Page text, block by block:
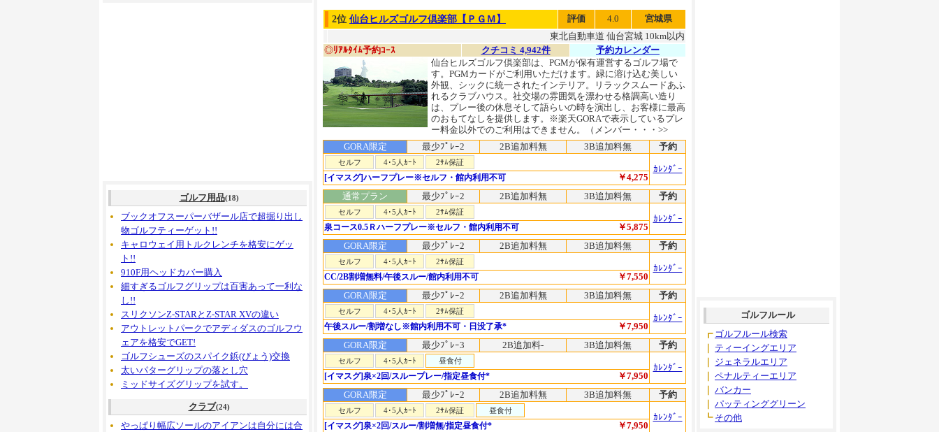
ゴルフ用品(18)
ブックオフスーパーバザール店で超掘り出し
物ゴルフティーゲット!!
キャロウェイ用トルクレンチを格安にゲッ
ト!!
910F用ヘッドカバー購入
細すぎるゴルフグリップは百害あって一利な
し!!
スリクソンZ-STARとZ-STAR XVの違い
アウトレットパークでアディダスのゴルフウ
ェアを格安でGET!
ゴルフシューズのスパイク鋲(びょう)交換
太いパターグリップの落とし穴
ミッドサイズグリップを試す。
クラブ(24)
やっぱり幅広ソールのアイアンは自分には合
2位 仙台ヒルズゴルフ倶楽部【ＰＧＭ】 評価 4.0
宮城県
東北自動車道 仙台宮城 10km以内
◎ﾘｱﾙﾀｲﾑ予約ｺｰｽ クチコミ 4,942件
予約カレンダー
仙台ヒルズゴルフ倶楽部は、PGMが保有運営するゴルフ場で
す。PGMカードがご利用いただけます。緑に溶け込む美しい
外観、シックに統一されたインテリア。リラックスムードあふ
れるクラブハウス。社交場の雰囲気を漂わせる格調高い造り
は、プレー後の休息そして語らいの時を演出し、お客様に最高
のおもてなしを提供します。※楽天GORAで表示しているプレ
ー料金以外でのご利用はできません。（メンバー・・・>>
GORA限定
最少ﾌﾟﾚｰ2 2B追加料無 3B追加料無 予約
セルフ 4･5人ｶｰﾄ 2ｻﾑ保証
ｶﾚﾝﾀﾞｰ
[イマスグ]ハーフプレー※セルフ・館内利用不可
￥4,275
通常プラン
最少ﾌﾟﾚｰ2 2B追加料無 3B追加料無 予約
セルフ 4･5人ｶｰﾄ 2ｻﾑ保証
ｶﾚﾝﾀﾞｰ
泉コース0.5Ｒハーフプレー※セルフ・館内利用不可
￥5,875
GORA限定
最少ﾌﾟﾚｰ2 2B追加料無 3B追加料無 予約
セルフ 4･5人ｶｰﾄ 2ｻﾑ保証
ｶﾚﾝﾀﾞｰ
CC/2B割増無料/午後スルー/館内利用不可
￥7,550
GORA限定
最少ﾌﾟﾚｰ2 2B追加料無 3B追加料無 予約
セルフ 4･5人ｶｰﾄ 2ｻﾑ保証
ｶﾚﾝﾀﾞｰ
午後スルー/割増なし※館内利用不可・日没了承*
￥7,950
GORA限定
最少ﾌﾟﾚｰ3 2B追加料- 3B追加料無 予約
セルフ 4･5人ｶｰﾄ 昼食付
ｶﾚﾝﾀﾞｰ
[イマスグ]泉×2回/スループレー/指定昼食付*
￥7,950
GORA限定
最少ﾌﾟﾚｰ2 2B追加料無 3B追加料無 予約
セルフ 4･5人ｶｰﾄ 2ｻﾑ保証 昼食付
ｶﾚﾝﾀﾞｰ
[イマスグ]泉×2回/スルー/割増無/指定昼食付*
￥7,950
ゴルフルール
┏ ゴルフルール検索
ティーイングエリア
ジェネラルエリア
ペナルティーエリア
バンカー
パッティンググリーン
┗ その他